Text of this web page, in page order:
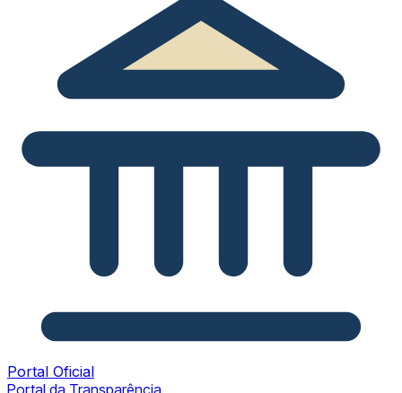
Portal Oficial
Portal da Transparência